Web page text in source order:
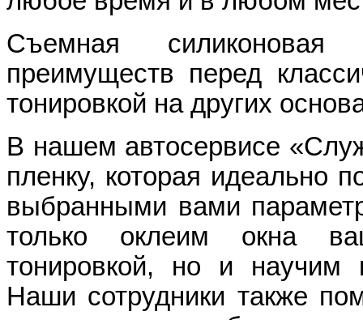
Съемная
преимуществ перед
тонировкой на других
В нашем автосервисе
пленку, которая идеально
выбранными вами
только оклеим окна
тонировкой, но и научим
Наши сотрудники также